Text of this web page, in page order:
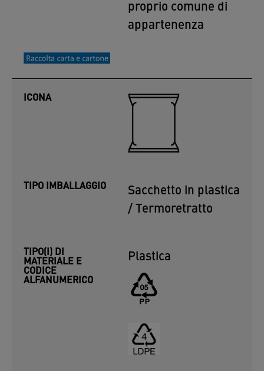
proprio comune di
appartenenza
ICONA
TIPO IMBALLAGGIO
Sacchetto in plastica
/ Termoretratto
TIPO(I) DI
MATERIALE E
CODICE
ALFANUMERICO
Plastica